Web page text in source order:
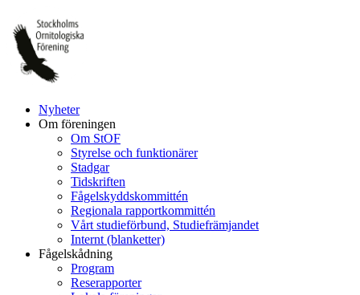
till
innehåll
Nyheter
Om föreningen
Om StOF
Styrelse och funktionärer
Stadgar
Tidskriften
Fågelskyddskommittén
Regionala rapportkommittén
Vårt studieförbund, Studiefrämjandet
Internt (blanketter)
Fågelskådning
Program
Reserapporter